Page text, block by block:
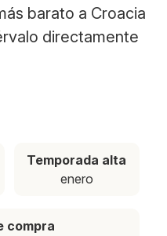
barato a Croacia
directamente
Temporada alta
enero
compra